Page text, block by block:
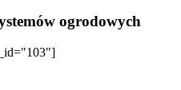
ogrodowych